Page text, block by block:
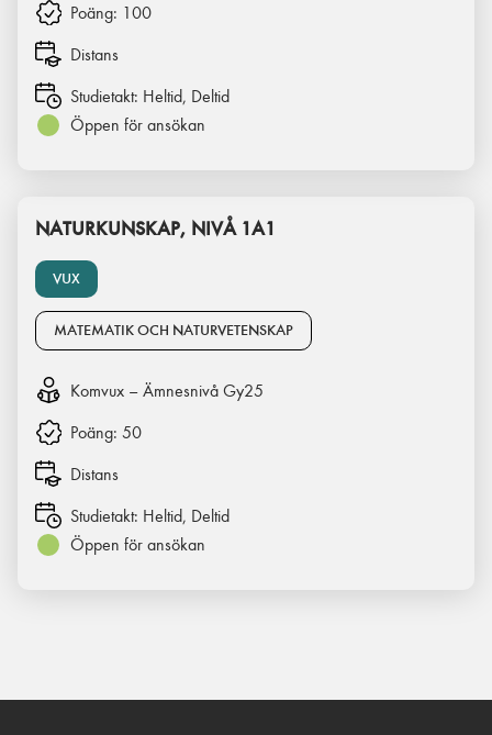
Poäng: 100
Distans
Studietakt: Heltid, Deltid
Öppen för ansökan
VUX
NATURKUNSKAP, NIVÅ 1A1
MATEMATIK OCH NATURVETENSKAP
Komvux – Ämnesnivå Gy25
Poäng: 50
Distans
Studietakt: Heltid, Deltid
Öppen för ansökan